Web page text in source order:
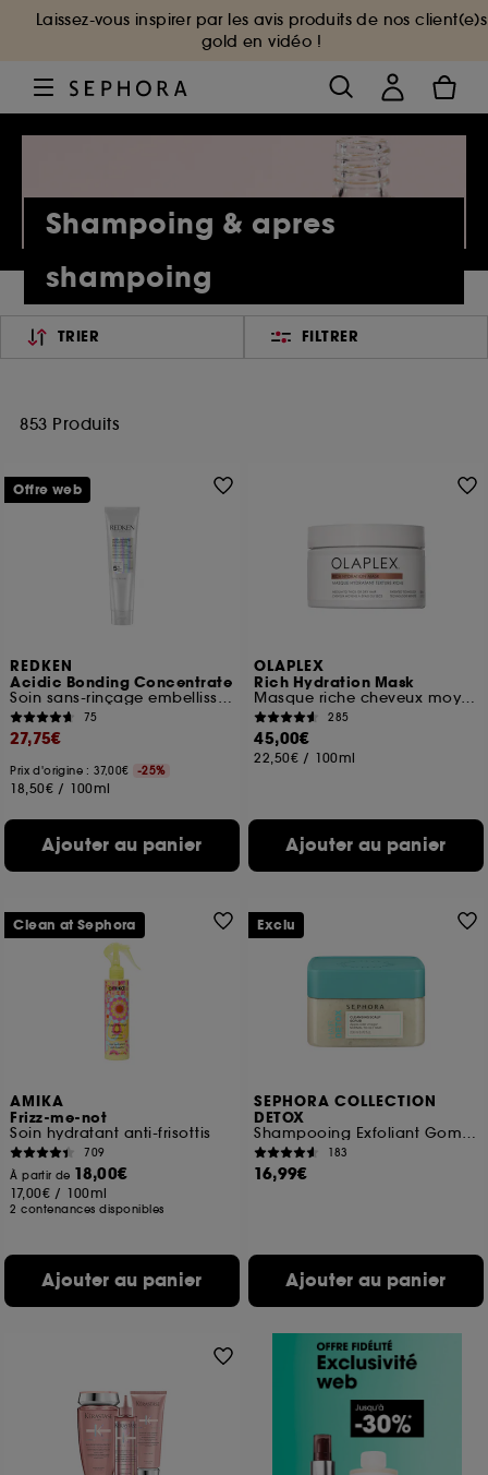
Laissez-vous inspirer par les avis produits de nos client(e)s
gold en vidéo !
Shampoing & apres
shampoing
TRIER FILTRER
853 Produits
REDKEN
Acidic Bonding Concentrate
Soin sans-rinçage embellisseur et protecteur
75
27,75€
Prix d'origine : 37,00€ -25%
18,50€ / 100ml
Ajouter au panier
Offre web
OLAPLEX
Rich Hydration Mask
Masque riche cheveux moyens à épais ou secs
285
45,00€
22,50€ / 100ml
Ajouter au panier
AMIKA
Frizz-me-not
Soin hydratant anti-frisottis
709
À partir de 18,00€
17,00€ / 100ml
2 contenances disponibles
Ajouter au panier
Clean at Sephora
SEPHORA COLLECTION
DETOX
Shampooing Exfoliant Gommant
183
16,99€
Ajouter au panier
Exclu